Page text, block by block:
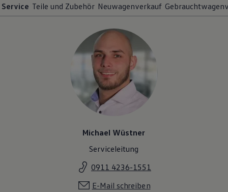
Service Teile und Zubehör Neuwagenverkauf
Michael Wüstner
Serviceleitung
0911 4236-1551
E-Mail schreiben